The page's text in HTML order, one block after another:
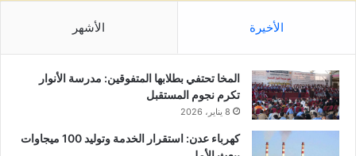
الأخيرة الأشهر
المخا تحتفي بطلابها المتفوقين: مدرسة الأنوار
تكرم نجوم المستقبل
8 يناير، 2026
كهرباء عدن: استقرار الخدمة وتوليد 100 ميجاوات